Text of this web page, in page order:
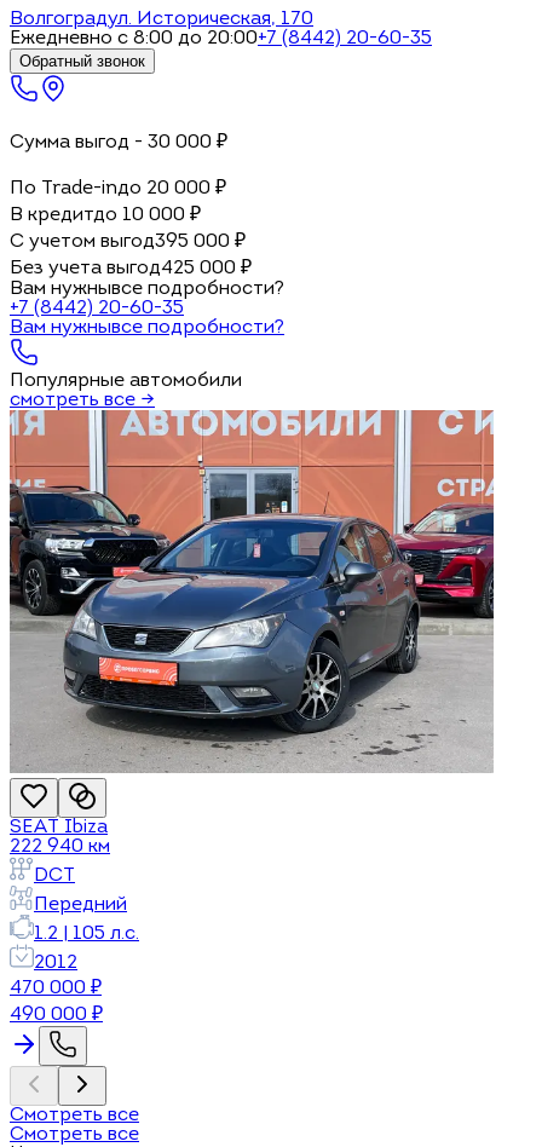
Волгоградул. Историческая, 170
Ежедневно с 8:00 до 20:00+7 (8442) 20-60-35
Обратный звонок
Сумма выгод - 30 000 ₽
По Trade-inдо 20 000 ₽
В кредитдо 10 000 ₽
С учетом выгод395 000 ₽
Без учета выгод425 000 ₽
Вам нужнывсе подробности?
+7 (8442) 20-60-35
Вам нужнывсе подробности?
Популярные автомобили
смотреть все →
SEAT Ibiza
222 940 км
DCT
Передний
1.2
105 л.с.
2012
470 000 ₽
490 000 ₽
Смотреть все
Смотреть все